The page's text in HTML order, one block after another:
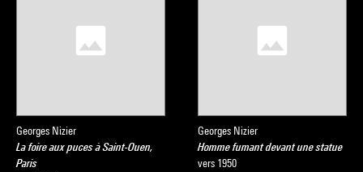
Georges Nizier
La foire aux puces à Saint-Ouen,
Paris
Georges Nizier
Homme fumant devant une statue
vers 1950